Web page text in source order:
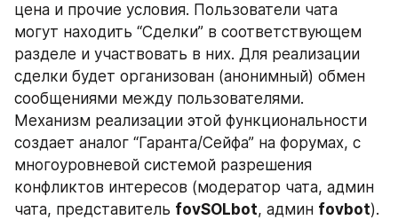
цена и прочие условия. Пользователи чата
могут находить “Сделки” в соответствующем
разделе и участвовать в них. Для реализации
сделки будет организован (анонимный) обмен
сообщениями между пользователями.
Механизм реализации этой функциональности
создает аналог “Гаранта/Сейфа” на форумах, с
многоуровневой системой разрешения
конфликтов интересов (модератор чата, админ
чата, представитель fovSOLbot, админ fovbot).